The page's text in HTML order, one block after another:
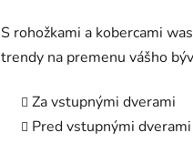
S rohožkami a kobercami
trendy na premenu vášho
Za vstupnými dverami
Pred vstupnými